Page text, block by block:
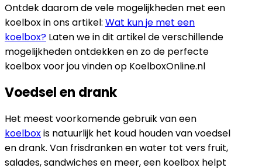
Ontdek daarom de vele mogelijkheden met een
koelbox in ons artikel: Wat kun je met een
koelbox? Laten we in dit artikel de verschillende
mogelijkheden ontdekken en zo de perfecte
koelbox voor jou vinden op KoelboxOnline.nl
Voedsel en drank
Het meest voorkomende gebruik van een
koelboxis natuurlijk het koud houden van voedsel
en drank. Van frisdranken en water tot vers fruit,
salades, sandwiches en meer, een koelbox helpt